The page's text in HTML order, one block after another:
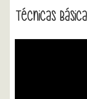
Técnicas